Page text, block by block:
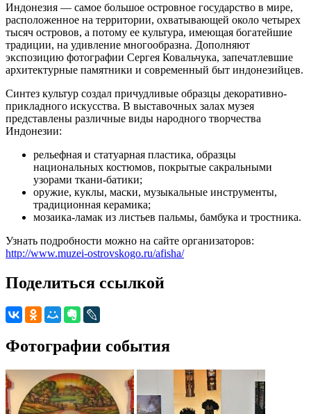
Индонезия — самое большое островное государство в мире,
расположенное на территории, охватывающей около четырех
тысяч островов, а потому ее культура, имеющая богатейшие
традиции, на удивление многообразна. Дополняют
экспозицию фотографии Сергея Ковальчука, запечатлевшие
архитектурные памятники и современный быт индонезийцев.
Синтез культур создал причудливые образцы декоративно-
прикладного искусства. В выставочных залах музея
представлены различные виды народного творчества
Индонезии:
рельефная и статуарная пластика, образцы
национальных костюмов, покрытые сакральными
узорами ткани-батики;
оружие, куклы, маски, музыкальные инструменты,
традиционная керамика;
мозаика-ламак из листьев пальмы, бамбука и тростника.
Узнать подробности можно на сайте организаторов:
http://www.muzei-ostrovskogo.ru/afisha/
Поделиться ссылкой
Фотографии события